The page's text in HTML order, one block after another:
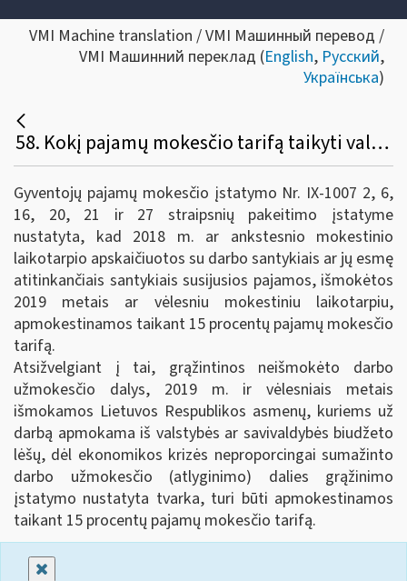
VMI Machine translation / VMI Машинный перевод /
VMI Машинний переклад (English, Русский,
Українська)
58. Kokį pajamų mokesčio tarifą taikyti valstybės tarnautojams, pareigūnams ir kitiems asmenims, kuriems už darbą apmokama iš valstybės ir savivaldybės lėšų, 2019 m. išmokamai darbo užmokesčio, sumažinto dėl ekonomikos krizės, daliai (25 procentų apskaičiuotos sumos)?
Gyventojų pajamų mokesčio įstatymo Nr. IX-1007 2, 6,
16, 20, 21 ir 27 straipsnių pakeitimo įstatyme
nustatyta, kad 2018 m. ar ankstesnio mokestinio
laikotarpio apskaičiuotos su darbo santykiais ar jų esmę
atitinkančiais santykiais susijusios pajamos, išmokėtos
2019 metais ar vėlesniu mokestiniu laikotarpiu,
apmokestinamos taikant 15 procentų pajamų mokesčio
tarifą.
Atsižvelgiant į tai, grąžintinos neišmokėto darbo
užmokesčio dalys, 2019 m. ir vėlesniais metais
išmokamos Lietuvos Respublikos asmenų, kuriems už
darbą apmokama iš valstybės ar savivaldybės biudžeto
lėšų, dėl ekonomikos krizės neproporcingai sumažinto
darbo užmokesčio (atlyginimo) dalies grąžinimo
įstatymo nustatyta tvarka, turi būti apmokestinamos
taikant 15 procentų pajamų mokesčio tarifą.